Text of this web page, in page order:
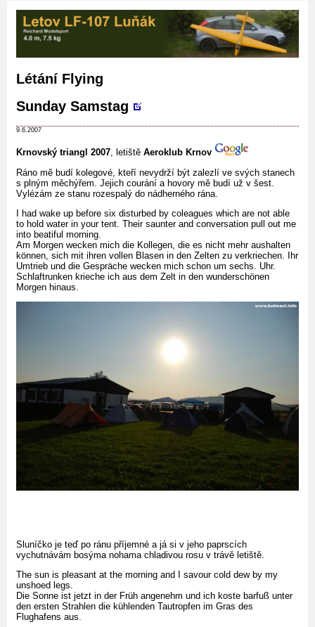
Létání Flying
Sunday Samstag
9.6.2007
Krnovský triangl 2007, letiště Aeroklub Krnov
Ráno mě budí kolegové, kteří nevydrží být zalezlí ve svých stanech
s plným měchýřem. Jejich courání a hovory mě budí už v šest.
Vylézám ze stanu rozespalý do nádherného rána.
I had wake up before six disturbed by coleagues which are not able
to hold water in your tent. Their saunter and conversation pull out me
into beatiful morning.
Am Morgen wecken mich die Kollegen, die es nicht mehr aushalten
können, sich mit ihren vollen Blasen in den Zelten zu verkriechen. Ihr
Umtrieb und die Gespräche wecken mich schon um sechs. Uhr.
Schlaftrunken krieche ich aus dem Zelt in den wunderschönen
Morgen hinaus.
Sluníčko je teď po ránu příjemné a já si v jeho paprscích
vychutnávám bosýma nohama chladivou rosu v trávě letiště.
The sun is pleasant at the morning and I savour cold dew by my
unshoed legs.
Die Sonne ist jetzt in der Früh angenehm und ich koste barfuß unter
den ersten Strahlen die kühlenden Tautropfen im Gras des
Flughafens aus.